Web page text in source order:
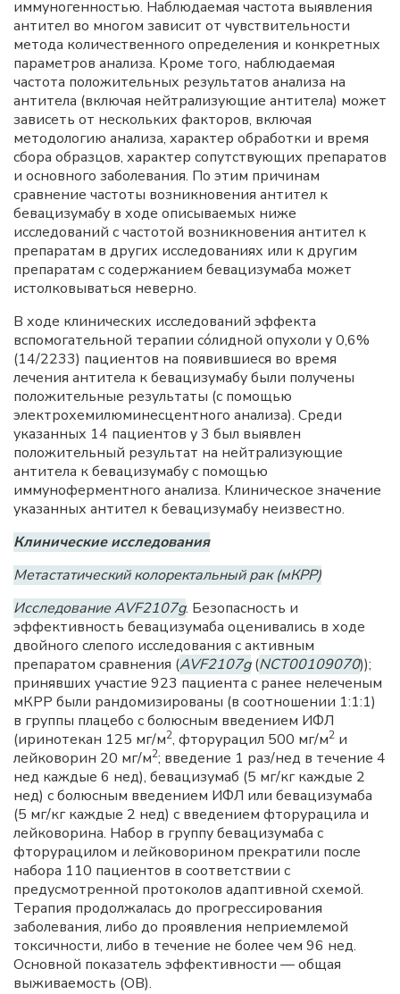
иммуногенностью. Наблюдаемая частота выявления
антител во многом зависит от чувствительности
метода количественного определения и конкретных
параметров анализа. Кроме того, наблюдаемая
частота положительных результатов анализа на
антитела (включая нейтрализующие антитела) может
зависеть от нескольких факторов, включая
методологию анализа, характер обработки и время
сбора образцов, характер сопутствующих препаратов
и основного заболевания. По этим причинам
сравнение частоты возникновения антител к
бевацизумабу в ходе описываемых ниже
исследований с частотой возникновения антител к
препаратам в других исследованиях или к другим
препаратам с содержанием бевацизумаба может
истолковываться неверно.
В ходе клинических исследований эффекта
вспомогательной терапии сóлидной опухоли у 0,6%
(14/2233) пациентов на появившиеся во время
лечения антитела к бевацизумабу были получены
положительные результаты (с помощью
электрохемилюминесцентного анализа). Среди
указанных 14 пациентов у 3 был выявлен
положительный результат на нейтрализующие
антитела к бевацизумабу с помощью
иммуноферментного анализа. Клиническое значение
указанных антител к бевацизумабу неизвестно.
Клинические исследования
Метастатический колоректальный рак (мКРР)
Исследование AVF2107g. Безопасность и
эффективность бевацизумаба оценивались в ходе
двойного слепого исследования с активным
препаратом сравнения (AVF2107g(NCT00109070));
принявших участие 923 пациента с ранее нелеченым
мКРР были рандомизированы (в соотношении 1:1:1)
в группы плацебо с болюсным введением ИФЛ
(иринотекан 125 мг/м2, фторурацил 500 мг/м2 и
лейковорин 20 мг/м2; введение 1 раз/нед в течение 4
нед каждые 6 нед), бевацизумаб (5 мг/кг каждые 2
нед) с болюсным введением ИФЛ или бевацизумаба
(5 мг/кг каждые 2 нед) с введением фторурацила и
лейковорина. Набор в группу бевацизумаба с
фторурацилом и лейковорином прекратили после
набора 110 пациентов в соответствии с
предусмотренной протоколов адаптивной схемой.
Терапия продолжалась до прогрессирования
заболевания, либо до проявления неприемлемой
токсичности, либо в течение не более чем 96 нед.
Основной показатель эффективности — общая
выживаемость (ОВ).